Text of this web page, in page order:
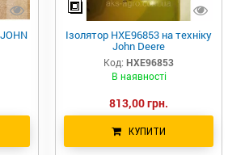
Ізолятор HXE96853 на техніку
John Deere
Код: HXE96853
В наявності
813,00 грн.
КУПИТИ